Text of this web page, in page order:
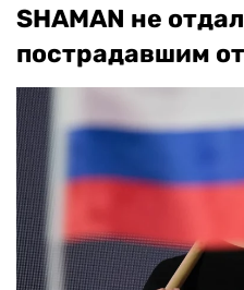
SHAMAN не
пострадавшим